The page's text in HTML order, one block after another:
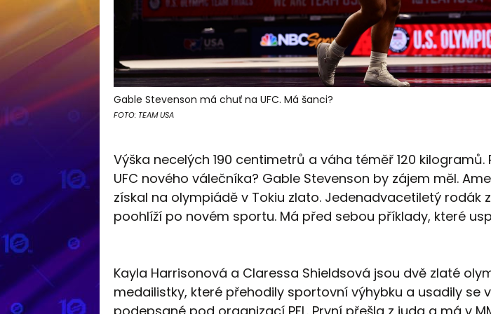
Gable Stevenson má chuť na UFC. Má šanci?
FOTO: TEAM USA
Výška necelých 190 centimetrů a váha téměř 120 kilogramů.
UFC nového válečníka? Gable Stevenson by zájem měl.
získal na olympiádě v Tokiu zlato. Jedenadvacetiletý rodák
poohlíží po novém sportu. Má před sebou příklady, které
Kayla Harrisonová a Claressa Shieldsová jsou dvě zlaté
medailistky, které přehodily sportovní výhybku a usadily se v